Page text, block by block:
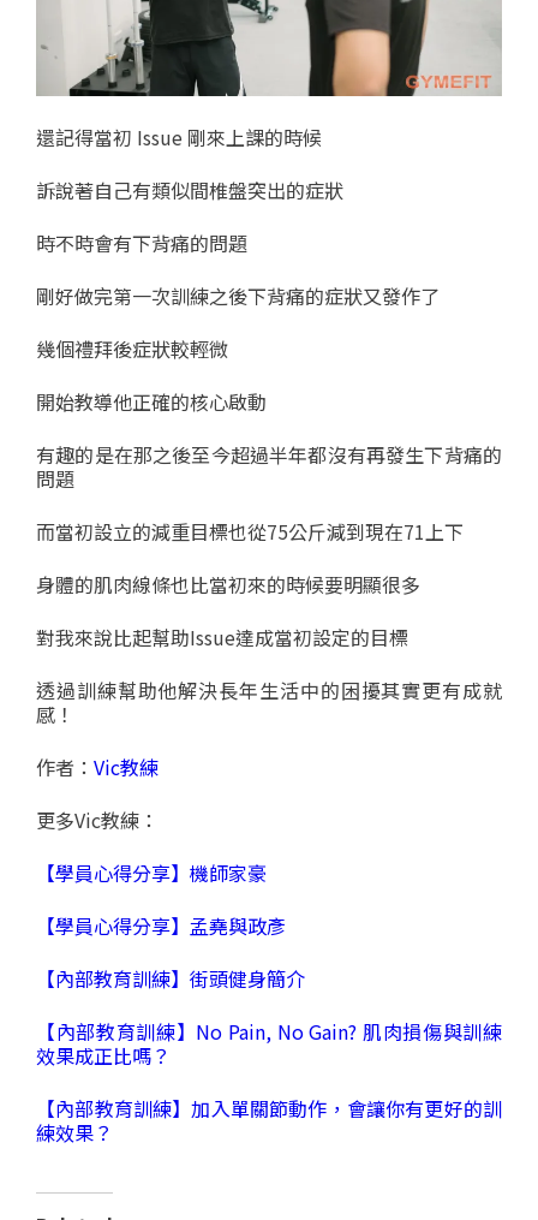
還記得當初 Issue 剛來上課的時候
訴說著自己有類似間椎盤突出的症狀
時不時會有下背痛的問題
剛好做完第一次訓練之後下背痛的症狀又發作了
幾個禮拜後症狀較輕微
開始教導他正確的核心啟動
有趣的是在那之後至今超過半年都沒有再發生下背痛的
問題
而當初設立的減重目標也從75公斤減到現在71上下
身體的肌肉線條也比當初來的時候要明顯很多
對我來說比起幫助Issue達成當初設定的目標
透過訓練幫助他解決長年生活中的困擾其實更有成就
感！
作者： Vic教練
更多Vic教練：
【學員心得分享】機師家豪
【學員心得分享】孟堯與政彥
【內部教育訓練】街頭健身簡介
【內部教育訓練】No Pain, No Gain? 肌肉損傷與訓練
效果成正比嗎？
【內部教育訓練】加入單關節動作，會讓你有更好的訓
練效果？